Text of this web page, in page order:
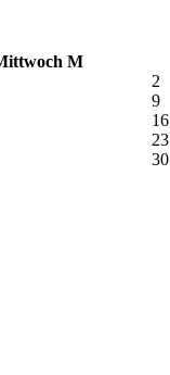
M
2
9
16
23
30